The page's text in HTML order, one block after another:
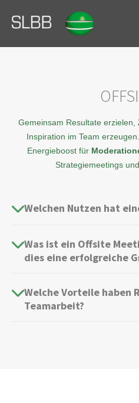
Gemeinsam Resultate erzielen,
Inspiration im Team
Energieboost für
Strategiemeetings
Welchen Nutzen hat
Was ist ein Offsite
dies eine erfolgreiche
Welche Vorteile haben
Teamarbeit?